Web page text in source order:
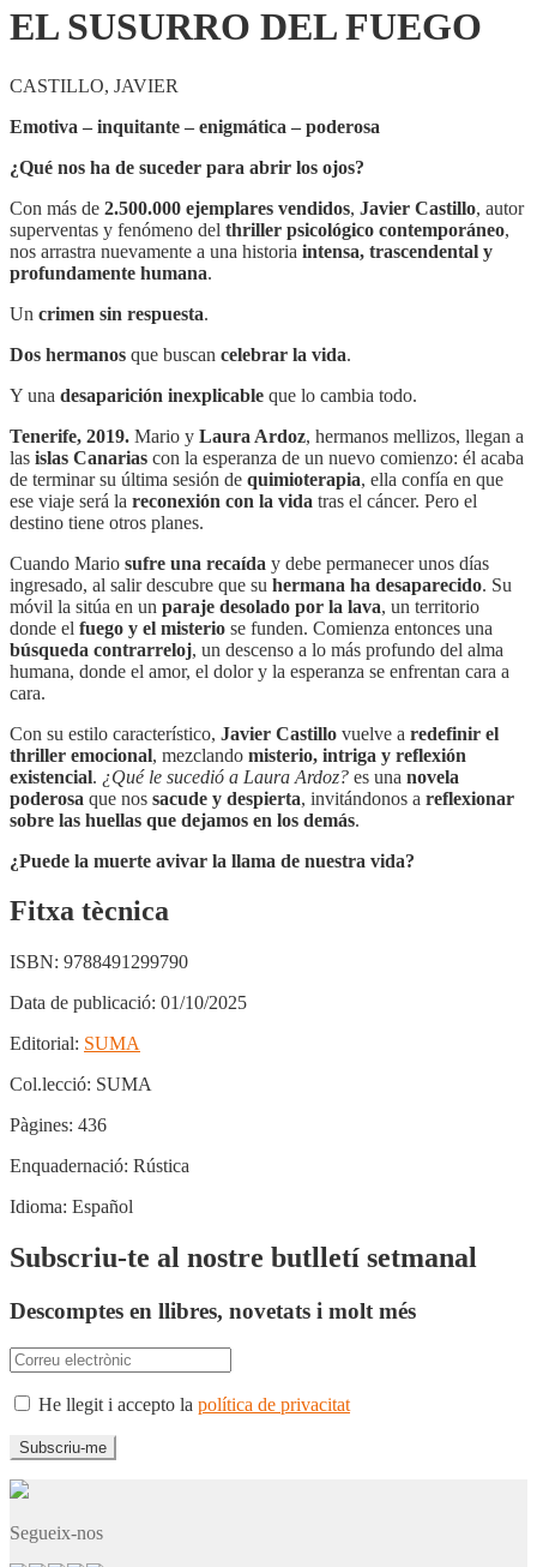
EL SUSURRO DEL FUEGO
CASTILLO, JAVIER
Emotiva – inquitante – enigmática – poderosa
¿Qué nos ha de suceder para abrir los ojos?
Con más de 2.500.000 ejemplares vendidos, Javier Castillo, autor
superventas y fenómeno del thriller psicológico contemporáneo,
nos arrastra nuevamente a una historia intensa, trascendental y
profundamente humana.
Un crimen sin respuesta.
Dos hermanos que buscan celebrar la vida.
Y una desaparición inexplicable que lo cambia todo.
Tenerife, 2019. Mario y Laura Ardoz, hermanos mellizos, llegan a
las islas Canarias con la esperanza de un nuevo comienzo: él acaba
de terminar su última sesión de quimioterapia, ella confía en que
ese viaje será la reconexión con la vida tras el cáncer. Pero el
destino tiene otros planes.
Cuando Mario sufre una recaída y debe permanecer unos días
ingresado, al salir descubre que su hermana ha desaparecido. Su
móvil la sitúa en un paraje desolado por la lava, un territorio
donde el fuego y el misterio se funden. Comienza entonces una
búsqueda contrarreloj, un descenso a lo más profundo del alma
humana, donde el amor, el dolor y la esperanza se enfrentan cara a
cara.
Con su estilo característico, Javier Castillo vuelve a redefinir el
thriller emocional, mezclando misterio, intriga y reflexión
existencial. ¿Qué le sucedió a Laura Ardoz? es una novela
poderosa que nos sacude y despierta, invitándonos a reflexionar
sobre las huellas que dejamos en los demás.
¿Puede la muerte avivar la llama de nuestra vida?
Fitxa tècnica
ISBN: 9788491299790
Data de publicació: 01/10/2025
Editorial: SUMA
Col.lecció: SUMA
Pàgines: 436
Enquadernació: Rústica
Idioma: Español
Subscriu-te al nostre butlletí setmanal
Descomptes en llibres, novetats i molt més
He llegit i accepto la política de privacitat
Segueix-nos